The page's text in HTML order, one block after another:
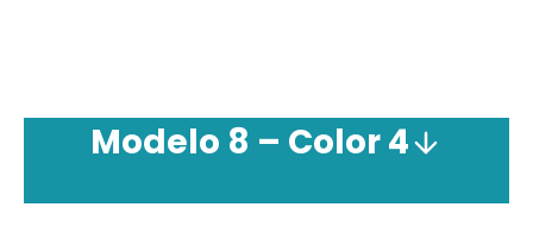
Modelo 8 – Color 4